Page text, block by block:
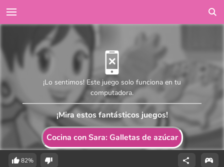
Cocina con Sara: Galletas de azúcar
¡Lo sentimos! Este juego solo funciona en tu
computadora.
¡Mira estos fantásticos juegos!
82%